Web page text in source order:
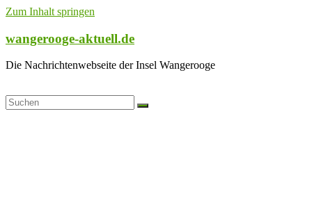
Zum Inhalt springen
wangerooge-aktuell.de
Die Nachrichtenwebseite der Insel Wangerooge